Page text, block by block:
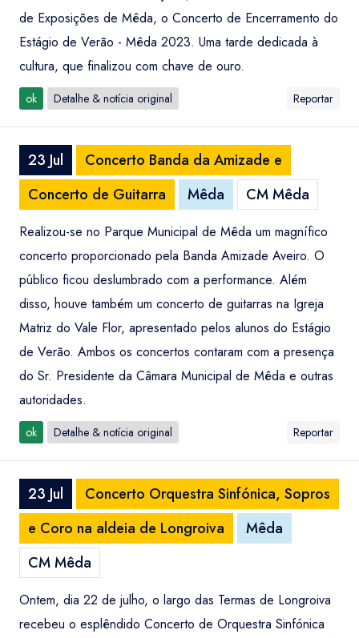
de Exposições de Mêda, o Concerto de Encerramento do
Estágio de Verão - Mêda 2023. Uma tarde dedicada à
cultura, que finalizou com chave de ouro.
ok Detalhe & notícia original Reportar
23 Jul
Concerto Banda da Amizade e
Concerto de Guitarra
Mêda CM Mêda
Realizou-se no Parque Municipal de Mêda um magnífico
concerto proporcionado pela Banda Amizade Aveiro. O
público ficou deslumbrado com a performance. Além
disso, houve também um concerto de guitarras na Igreja
Matriz do Vale Flor, apresentado pelos alunos do Estágio
de Verão. Ambos os concertos contaram com a presença
do Sr. Presidente da Câmara Municipal de Mêda e outras
autoridades.
ok Detalhe & notícia original Reportar
23 Jul
Concerto Orquestra Sinfónica, Sopros
e Coro na aldeia de Longroiva
Mêda
CM Mêda
Ontem, dia 22 de julho, o largo das Termas de Longroiva
recebeu o esplêndido Concerto de Orquestra Sinfónica